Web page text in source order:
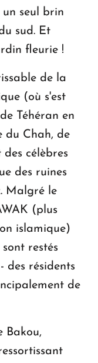
seul brin
sud. Et
fleurie !
de la
(où s'est
Téhéran en
du Chah, de
célèbres
des ruines
Malgré le
(plus
islamique)
restés
des résidents
de
Bakou,